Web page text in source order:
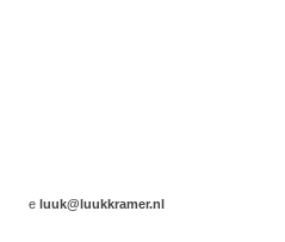
e luuk@luukkramer.nl